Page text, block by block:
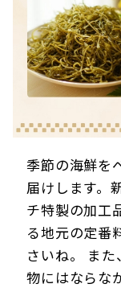
季節の海鮮を
届けします。
チ特製の加工
る地元の定番
さいね。 ま
物にはならな